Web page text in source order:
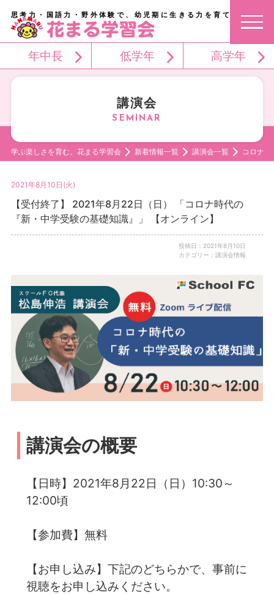
思考力・国語力・野外体験で、幼児期に生きる力を育てる。
年中長 低学年 高学年
講演会
学ぶ楽しさを育む。花まる学習会 新着情報一覧 講演会一覧 コロナ
2021年8月10日(火)
【受付終了】 2021年8月22日（日） 「コロナ時代の
『新・中学受験の基礎知識』」 【オンライン】
投稿日：2021年8月10日
カテゴリー：講演会情報
講演会の概要
【日時】2021年8月22日（日）10:30～
12:00頃
【参加費】無料
【お申し込み】下記のどちらかで、事前に
視聴をお申し込みください。